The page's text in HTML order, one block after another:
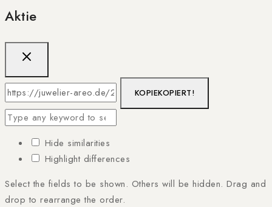
Aktie
KOPIEKOPIERT!
Hide similarities
Highlight differences
Select the fields to be shown. Others will be hidden. Drag and
drop to rearrange the order.